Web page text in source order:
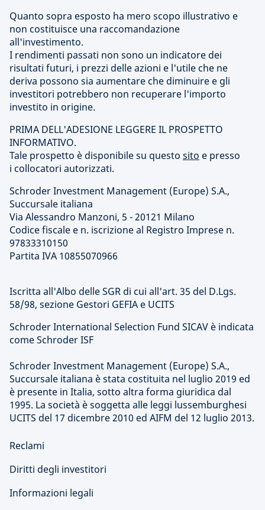
Quanto sopra esposto ha mero scopo illustrativo e
non costituisce una raccomandazione
all'investimento.
I rendimenti passati non sono un indicatore dei
risultati futuri, i prezzi delle azioni e l'utile che ne
deriva possono sia aumentare che diminuire e gli
investitori potrebbero non recuperare l'importo
investito in origine.
PRIMA DELL'ADESIONE LEGGERE IL PROSPETTO
INFORMATIVO.
Tale prospetto è disponibile su questo sito e presso
i collocatori autorizzati.
Schroder Investment Management (Europe) S.A.,
Succursale italiana
Via Alessandro Manzoni, 5 - 20121 Milano
Codice fiscale e n. iscrizione al Registro Imprese n.
97833310150
Partita IVA 10855070966
Iscritta all'Albo delle SGR di cui all'art. 35 del D.Lgs.
58/98, sezione Gestori GEFIA e UCITS
Schroder International Selection Fund SICAV è indicata
come Schroder ISF
Schroder Investment Management (Europe) S.A.,
Succursale italiana è stata costituita nel luglio 2019 ed
è presente in Italia, sotto altra forma giuridica dal
1995. La società è soggetta alle leggi lussemburghesi
UCITS del 17 dicembre 2010 ed AIFM del 12 luglio 2013.
Reclami
Diritti degli investitori
Informazioni legali